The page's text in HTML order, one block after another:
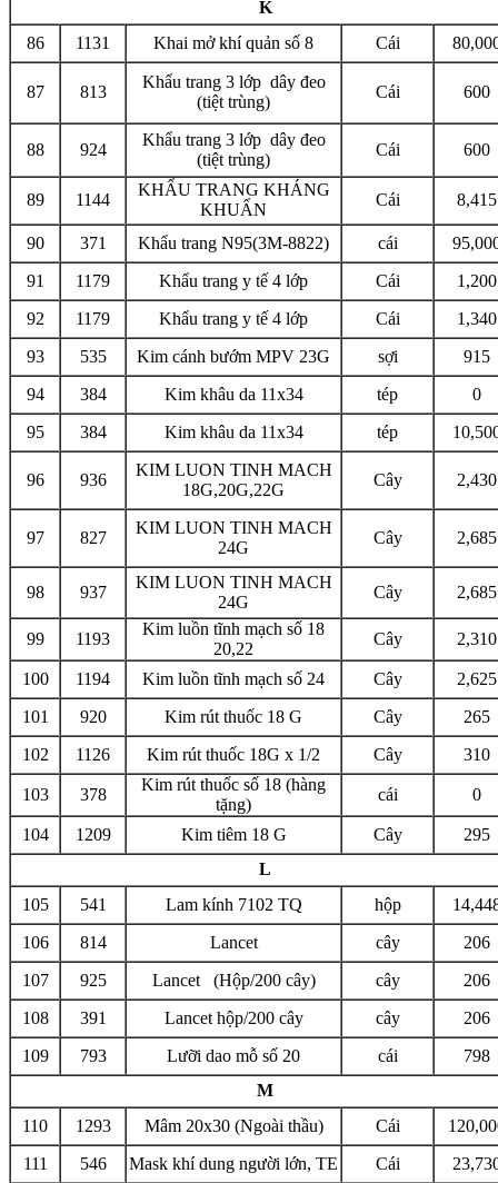
K
86
1131 Khai mở khí quản số 8 Cái
87 813
Khẩu trang 3 lớp dây đeo
(tiệt trùng)
Cái 600
88 924
Khẩu trang 3 lớp dây đeo
(tiệt trùng)
Cái 600
89 1144
KHẨU TRANG KHÁNG
KHUẨN
Cái 8,415
90 371 Khẩu trang N95(3M-8822) cái
91
1179 Khẩu trang y tế 4 lớp Cái
1,200
92
1179 Khẩu trang y tế 4 lớp Cái
1,340
93
535 Kim cánh bướm MPV 23G sợi
915
94
384 Kim khâu da 11x34 tép
0
95
384 Kim khâu da 11x34 tép
96 936
KIM LUON TINH MACH
18G,20G,22G
Cây 2,430
97 827
KIM LUON TINH MACH
24G
Cây 2,685
98 937
KIM LUON TINH MACH
24G
Cây 2,685
99 1193
Kim luồn tĩnh mạch số 18
20,22
Cây 2,310
100 1194 Kim luồn tĩnh mạch số 24 Cây
2,625
101
920 Kim rút thuốc 18 G Cây
265
102
1126 Kim rút thuốc 18G x 1/2 Cây 310
103 378
Kim rút thuốc số 18 (hàng
tặng)
cái 0
104 1209 Kim tiêm 18 G Cây
295
L
105
541 Lam kính 7102 TQ hộp
106
814 Lancet cây
206
107
925 Lancet (Hộp/200 cây) cây
206
108
391 Lancet hộp/200 cây cây
206
109
793 Lưỡi dao mỗ số 20 cái
798
M
110
1293 Mâm 20x30 (Ngoài thầu) Cái
111
546 Mask khí dung người lớn, TE Cái